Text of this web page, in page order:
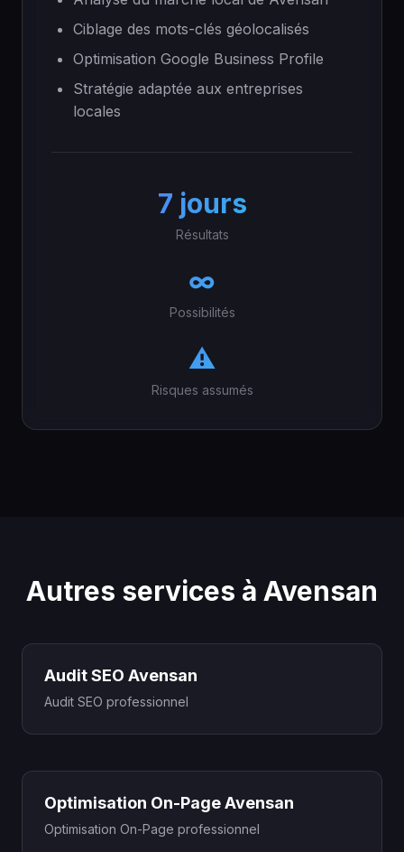
Ciblage des mots-clés géolocalisés
Optimisation Google Business Profile
Stratégie adaptée aux entreprises
locales
7 jours
Résultats
∞
Possibilités
⚠️
Risques assumés
Autres services à Avensan
Audit SEO Avensan
Audit SEO professionnel
Optimisation On-Page Avensan
Optimisation On-Page professionnel